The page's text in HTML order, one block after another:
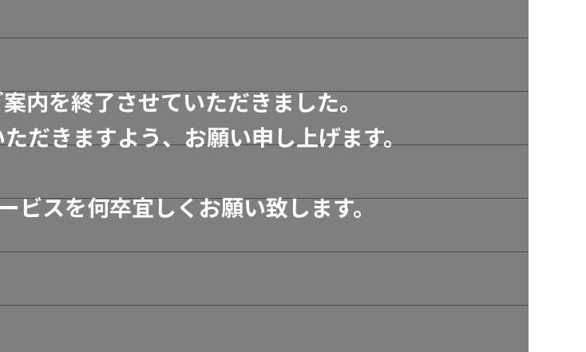
内を終了させていただきました。
だきますよう、お願い申し上げます。
ビスを何卒宜しくお願い致します。